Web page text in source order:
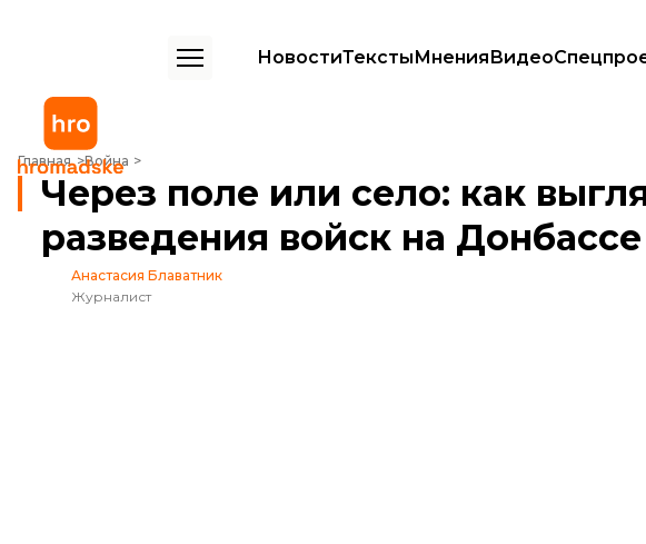
НовостиТекстыМненияВидео
Главная Война
Через поле или село: как выглядит карта разведения войск на Донбассе
Через поле или село: как
разведения войск на Донбассе
Анастасия Блаватник
Журналист